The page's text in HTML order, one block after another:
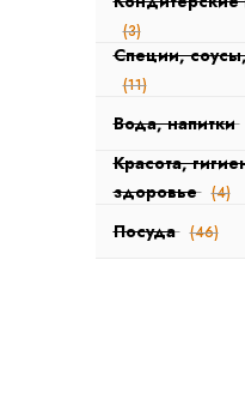
(3)
Специи,
(11)
Вода, напитки
Красота,
здоровье
(4)
Посуда (46)